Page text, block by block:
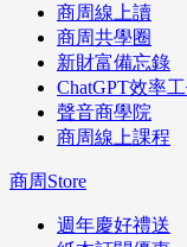
商周線上讀
商周共學圈
新財富備忘錄
ChatGPT效率
聲音商學院
商周線上課程
商周Store
週年慶好禮送